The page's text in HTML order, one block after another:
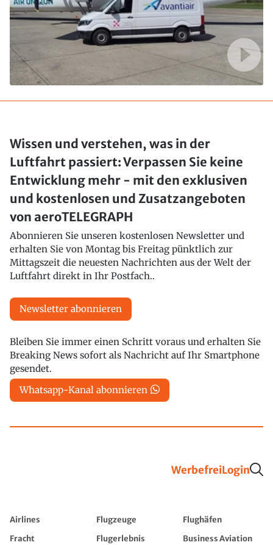
Wissen und verstehen, was in der
Luftfahrt passiert: Verpassen Sie keine
Entwicklung mehr - mit den exklusiven
und kostenlosen und Zusatzangeboten
von aeroTELEGRAPH
Abonnieren Sie unseren kostenlosen Newsletter und
erhalten Sie von Montag bis Freitag pünktlich zur
Mittagszeit die neuesten Nachrichten aus der Welt der
Luftfahrt direkt in Ihr Postfach..
Newsletter abonnieren
Bleiben Sie immer einen Schritt voraus und erhalten Sie
Breaking News sofort als Nachricht auf Ihr Smartphone
gesendet.
Whatsapp-Kanal abonnieren
WerbefreiLogin
Airlines Flugzeuge
Flughäfen
Fracht
Flugerlebnis
Business Aviation